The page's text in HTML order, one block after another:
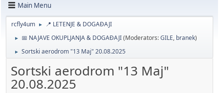
Main Menu
rcfly4um ► 📍 LETENJE & DOGAĐAJI
► 📅 NAJAVE OKUPLJANJA & DOGAĐAJI(Moderators:GILE, branek)
► Sortski aerodrom "13 Maj" 20.08.2025
Sortski aerodrom "13 Maj"
20.08.2025